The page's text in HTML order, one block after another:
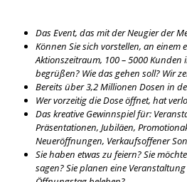
Das Event, das mit der Neugier der
Können Sie sich vorstellen, an einem
Aktionszeitraum, 100 – 5000
begrüßen? Wie das gehen soll? Wir
Bereits über 3,2 Millionen Dosen in
Wer vorzeitig die Dose öffnet, hat
Das kreative Gewinnspiel für:
Präsentationen, Jubiläen,
Neueröffnungen, Verkaufsoffener
Sie haben etwas zu feiern? Sie
sagen? Sie planen eine